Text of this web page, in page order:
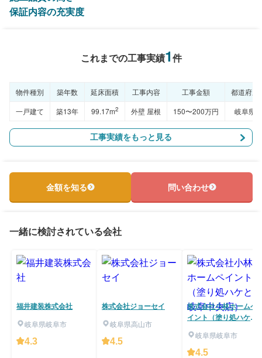
保証内容の充実度
これまでの工事実績1件
物件種別 築年数 延床面積 工事内容 工事金額
都道府県
一戸建て
築13年 99.17m2 外壁 屋根 150〜200万円 岐阜県
工事実績をもっと見る
金額を知る 問い合わせ
一緒に検討されている会社
福井建装株式会社
岐阜県岐阜市
4.3
株式会社ジョーセイ
岐阜県高山市
4.5
株式会社小林ホームペ
イント（塗り処ハケと
岐阜県岐阜市
4.5